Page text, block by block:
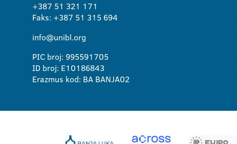
+387 51 321 171
Faks: +387 51 315 694
info@unibl.org
PIC broj: 995591705
ID broj: E10186843
Erazmus kod: BA BANJA02